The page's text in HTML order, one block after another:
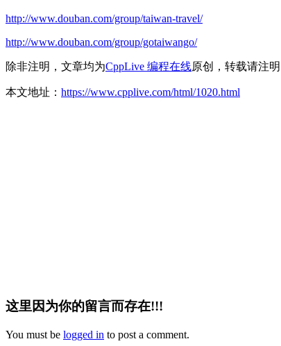
http://www.douban.com/group/taiwan-travel/
http://www.douban.com/group/gotaiwango/
除非注明，文章均为CppLive 编程在线原创，转载请注明
本文地址： https://www.cpplive.com/html/1020.html
这里因为你的留言而存在!!!
You must be logged in to post a comment.